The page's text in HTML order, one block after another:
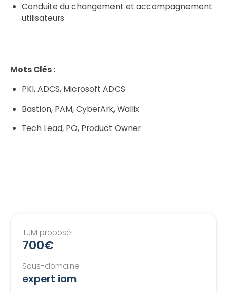
Conduite du changement et accompagnement
utilisateurs
Mots Clés :
PKI, ADCS, Microsoft ADCS
Bastion, PAM, CyberArk, Wallix
Tech Lead, PO, Product Owner
TJM proposé
700€
Sous-domaine
expert iam